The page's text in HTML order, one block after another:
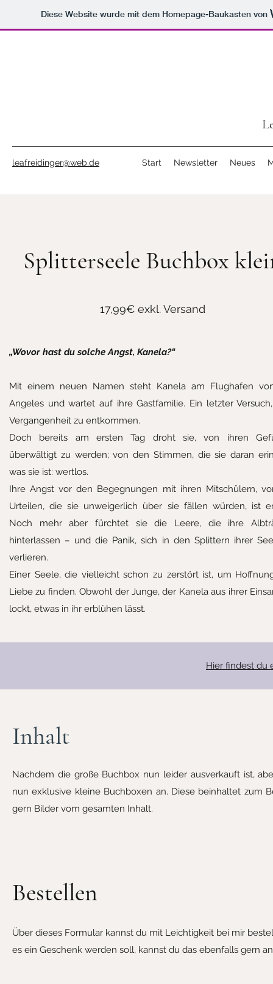
Diese Website wurde mit dem Homepage-Baukasten von
leafreidinger@web.de Start Newsletter Neues
Splitterseele Buchbox
17,99€ exkl. Versand
„Wovor hast du solche Angst, Kanela?“
Mit einem neuen Namen steht Kanela am Flughafen
Angeles und wartet auf ihre Gastfamilie. Ein letzter
Vergangenheit zu entkommen.
Doch bereits am ersten Tag droht sie, von ihren
überwältigt zu werden; von den Stimmen, die sie daran
was sie ist: wertlos.
Ihre Angst vor den Begegnungen mit ihren Mitschülern,
Urteilen, die sie unweigerlich über sie fällen würden, ist
Noch mehr aber fürchtet sie die Leere, die ihre
hinterlassen – und die Panik, sich in den Splittern ihrer
verlieren.
Einer Seele, die vielleicht schon zu zerstört ist, um
Liebe zu finden. Obwohl der Junge, der Kanela aus ihrer
lockt, etwas in ihr erblühen lässt.
Hier findest du
Inhalt
Nachdem die große Buchbox nun leider ausverkauft ist,
nun exklusive kleine Buchboxen an. Diese beinhaltet zum
gern Bilder vom gesamten Inhalt.
Bestellen
Über dieses Formular kannst du mit Leichtigkeit bei mir
es ein Geschenk werden soll, kannst du das ebenfalls gern